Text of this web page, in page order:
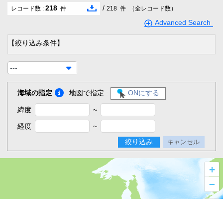
レコード数 : 218 件 / 218 件 （全レコード数）
Advanced Search
【絞り込み条件】
---
海域の指定 地図で指定 : ONにする
緯度 ~
経度
~
絞り込み
キャンセル
+
–